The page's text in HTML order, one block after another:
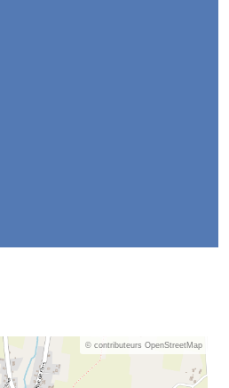
© contributeurs OpenStreetMap